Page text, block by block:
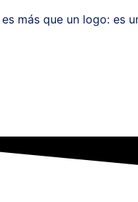
más que un logo: es